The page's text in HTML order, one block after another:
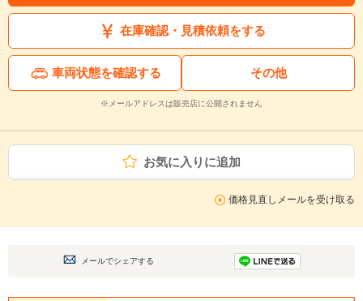
在庫確認・見積依頼をする
車両状態を確認する その他
※メールアドレスは販売店に公開されません
お気に入りに追加
価格見直しメールを受け取る
メールでシェアする